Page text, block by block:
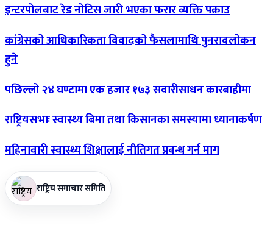
इन्टरपोलबाटरेड नोटिस जारी भएका फरार व्यक्ति पक्राउ
कांग्रेसकोआधिकारिकता विवादको फैसलामाथि पुनरावलोकन
हुने
पछिल्लो२४ घण्टामा एक हजार १७३ सवारीसाधन कारबाहीमा
राष्ट्रियसभाःस्वास्थ्य बिमा तथा किसानका समस्यामा ध्यानाकर्षण
महिनावारीस्वास्थ्य शिक्षालाई नीतिगत प्रबन्ध गर्न माग
राष्ट्रिय समाचार समिति